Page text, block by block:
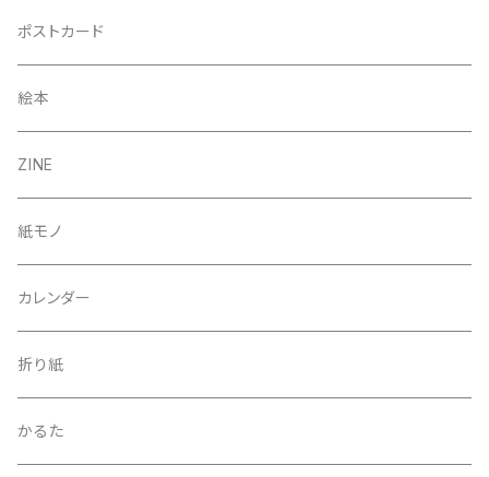
A3
B5（額入り）
A4
50×70cm
ポストカード
絵本
ZINE
紙モノ
カレンダー
折り紙
かるた